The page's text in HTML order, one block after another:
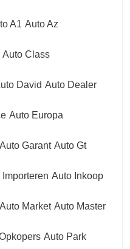
A1 Auto Az
Auto Class
David Auto Dealer
Auto Europa
Auto Garant Auto Gt
Importeren Auto Inkoop
Auto Market Auto Master
Auto Park